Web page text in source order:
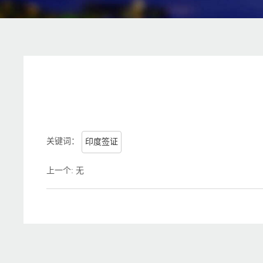
关键词： 印度签证
上一个: 无